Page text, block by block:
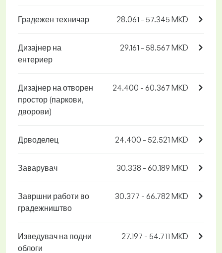
Градежен техничар 28.061 - 57.345 MKD
Дизајнер на
ентериер
29.161 - 58.567 MKD
Дизајнер на отворен
простор (паркови,
дворови)
24.400 - 60.367 MKD
Дрводелец 24.400 - 52.521 MKD
Заварувач 30.338 - 60.189 MKD
Завршни работи во
градежништво
30.377 - 66.782 MKD
Изведувач на подни
облоги
27.197 - 54.711 MKD